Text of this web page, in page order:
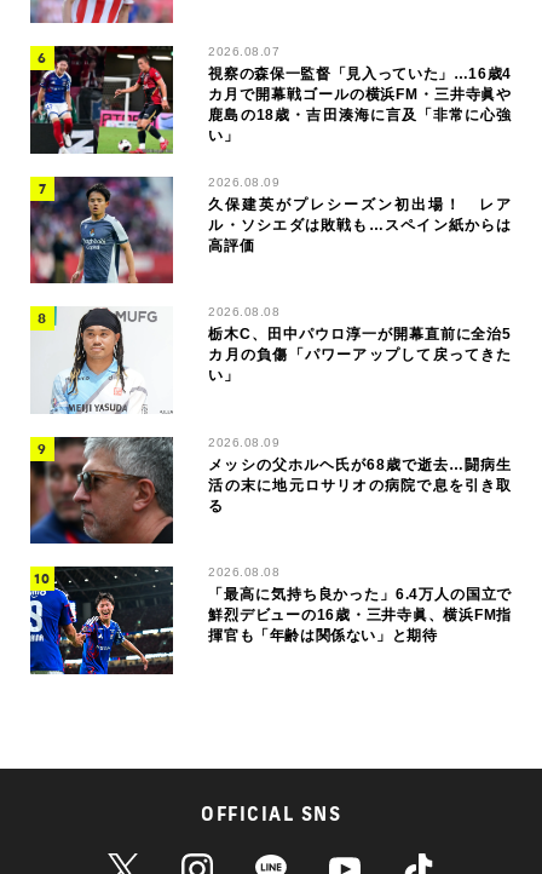
2026.08.07
視察の森保一監督「見入っていた」…16歳4
カ月で開幕戦ゴールの横浜FM・三井寺眞や
鹿島の18歳・吉田湊海に言及「非常に心強
い」
2026.08.09
久保建英がプレシーズン初出場！ レア
ル・ソシエダは敗戦も…スペイン紙からは
高評価
2026.08.08
栃木C、田中パウロ淳一が開幕直前に全治5
カ月の負傷「パワーアップして戻ってきた
い」
2026.08.09
メッシの父ホルヘ氏が68歳で逝去…闘病生
活の末に地元ロサリオの病院で息を引き取
る
2026.08.08
「最高に気持ち良かった」6.4万人の国立で
鮮烈デビューの16歳・三井寺眞、横浜FM指
揮官も「年齢は関係ない」と期待
OFFICIAL SNS